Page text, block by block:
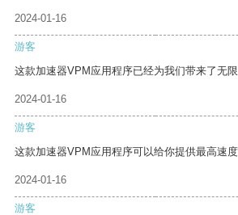
2024-01-16
游客
这款加速器VPM应用程序已经为我们带来了无限
2024-01-16
游客
这款加速器VPM应用程序可以给你提供最高速度
2024-01-16
游客